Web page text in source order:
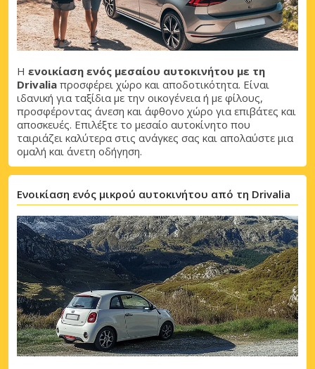
Μεγάλες εξοικονομήσεις
Αποκτήστε πρόσβαση σε αποκλειστικές
προσφορές συνεργατών
Σύνδεση με eLink
Η ενοικίαση ενός μεσαίου αυτοκινήτου με τη
Drivalia προσφέρει χώρο και αποδοτικότητα. Είναι
ιδανική για ταξίδια με την οικογένεια ή με φίλους,
προσφέροντας άνεση και άφθονο χώρο για επιβάτες και
αποσκευές. Επιλέξτε το μεσαίο αυτοκίνητο που
ταιριάζει καλύτερα στις ανάγκες σας και απολαύστε μια
ομαλή και άνετη οδήγηση.
Ενοικίαση ενός μικρού αυτοκινήτου από τη Drivalia